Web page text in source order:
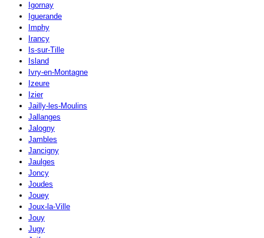
Igornay
Iguerande
Imphy
Irancy
Is-sur-Tille
Island
Ivry-en-Montagne
Izeure
Izier
Jailly-les-Moulins
Jallanges
Jalogny
Jambles
Jancigny
Jaulges
Joncy
Joudes
Jouey
Joux-la-Ville
Jouy
Jugy